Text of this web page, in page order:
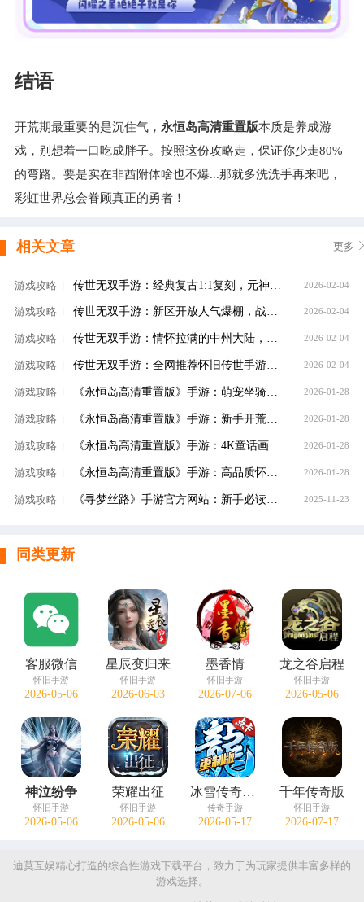
结语
开荒期最重要的是沉住气， 永恒岛高清重置版本质是养成游
戏，别想着一口吃成胖子。按照这份攻略走，保证你少走80%
的弯路。要是实在非酋附体啥也不爆...那就多洗洗手再来吧，
彩虹世界总会眷顾真正的勇者！
相关文章 更多
游戏攻略 2026-02-04
游戏攻略 传世无双手游：新区开放人气爆棚，战法道+元神双线养成，装备全靠打，公平对决！ 2026-02-04
游戏攻略 ​传世无双手游：情怀拉满的中州大陆，元神合击+自由交易，散人也能玩出高战力！ 2026-02-04
游戏攻略 传世无双手游：全网推荐怀旧传世手游，自动回收挂机，平民玩家轻松畅玩 2026-02-04
游戏攻略 《永恒岛高清重置版》手游：萌宠坐骑深度养成，宠物融合进阶，S级神宠助力冒险之旅 2026-01-28
游戏攻略 ​《永恒岛高清重置版》手游：新手开荒全攻略，从职业选择到资源规划，少走弯路快速成长 2026-01-28
游戏攻略 ​《永恒岛高清重置版》手游：4K童话画质复刻彩虹岛，十六年情怀回归，重温爱丽丝之境冒险 2026-01-28
游戏攻略 ​《永恒岛高清重置版》手游：高品质怀旧不肝不氪，每日任务轻松，适合养老的长期手游 2026-01-28
游戏攻略 《寻梦丝路》手游官方网站：新手必读全流程攻略与核心玩法解析 2025-11-23
同类更新
客服微信
怀旧手游
2026-05-06
星辰变归来
怀旧手游
2026-06-03
墨香情
怀旧手游
2026-07-06
龙之谷启程
怀旧手游
2026-05-06
神泣纷争
怀旧手游
2026-05-06
荣耀出征
怀旧手游
2026-05-06
冰雪传奇点卡版
传奇手游
2026-05-17
千年传奇版
怀旧手游
2026-07-17
迪莫互娱精心打造的综合性游戏下载平台，致力于为玩家提供丰富多样的
游戏选择。